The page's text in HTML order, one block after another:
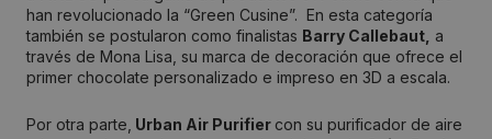
han revolucionado la “Green Cusine”. En esta categoría
también se postularon como finalistas Barry Callebaut a
través de Mona Lisa, su marca de decoración que ofrece el
primer chocolate personalizado e impreso en 3D a escala.
Por otra parte, Urban Air Purifier con su purificador de aire